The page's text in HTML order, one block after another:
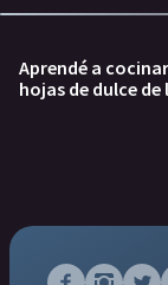
Aprendé a
hojas de dulce de